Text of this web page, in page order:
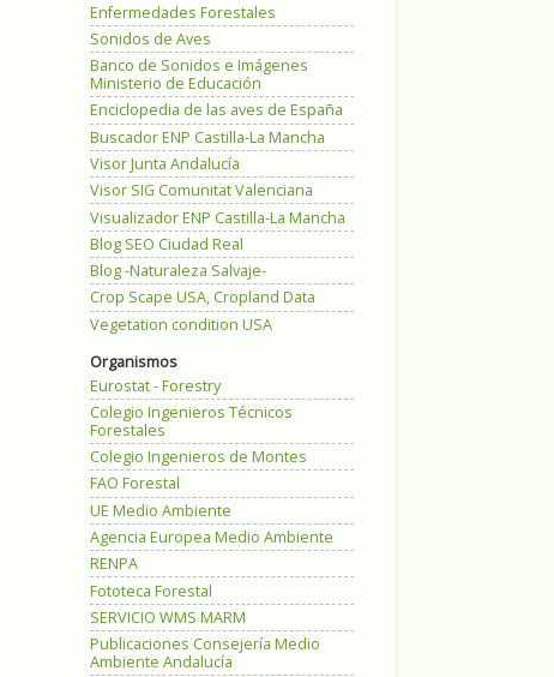
Enfermedades Forestales
Sonidos de Aves
Banco de Sonidos e Imágenes
Ministerio de Educación
Enciclopedia de las aves de España
Buscador ENP Castilla-La Mancha
Visor Junta Andalucía
Visor SIG Comunitat Valenciana
Visualizador ENP Castilla-La Mancha
Blog SEO Ciudad Real
Blog -Naturaleza Salvaje-
Crop Scape USA, Cropland Data
Vegetation condition USA
Organismos
Eurostat - Forestry
Colegio Ingenieros Técnicos
Forestales
Colegio Ingenieros de Montes
FAO Forestal
UE Medio Ambiente
Agencia Europea Medio Ambiente
RENPA
Fototeca Forestal
SERVICIO WMS MARM
Publicaciones Consejería Medio
Ambiente Andalucía